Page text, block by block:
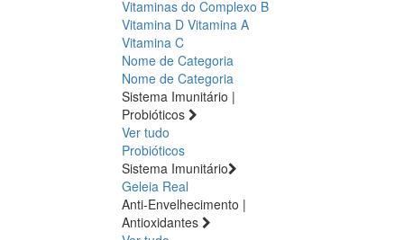
Vitaminas do Complexo B
Vitamina D Vitamina A
Vitamina C
Nome de Categoria
Nome de Categoria
Sistema Imunitário |
Probióticos
Ver tudo
Probióticos
Sistema Imunitário
Geleia Real
Anti-Envelhecimento |
Antioxidantes